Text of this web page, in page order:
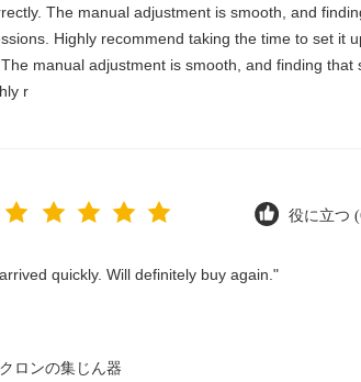
The manual adjustment is smooth, and
Highly recommend taking the time to set it
manual adjustment is smooth, and finding
r
役に立つ
quickly. Will definitely buy again."
ロンの集じん器